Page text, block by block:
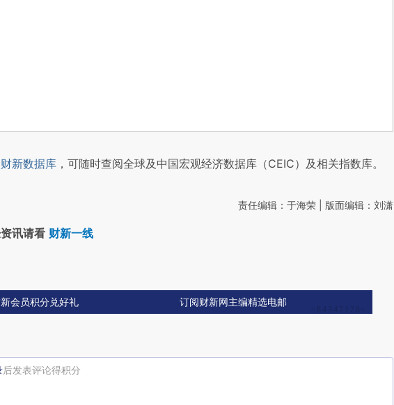
财新数据库 ，可随时查阅全球及中国宏观经济数据库（CEIC）及相关指数库。
责任编辑：于海荣 | 版面编辑：刘潇
讯请看 财新一线
会员积分兑好礼 订阅财新网主编精选电邮
后发表评论得积分